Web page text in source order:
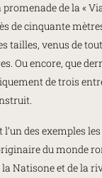
de la «
de cinquante
tailles, venus de
Ou encore, que
de trois
l’un des exemples
du monde
la Natisone et de la